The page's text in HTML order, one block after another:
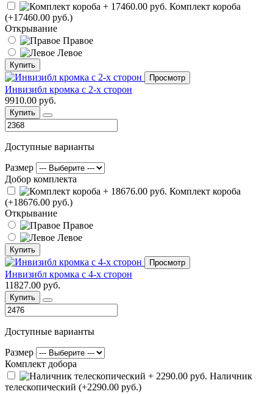
Комплект короба
(+17460.00 руб.)
Открывание
Правое
Левое
Купить
Просмотр
Инвизибл кромка с 2-х сторон
9910.00 руб.
Купить
Доступные варианты
Размер
Добор комплекта
Комплект короба
(+18676.00 руб.)
Открывание
Правое
Левое
Купить
Просмотр
Инвизибл кромка с 4-х сторон
11827.00 руб.
Купить
Доступные варианты
Размер
Комплект добора
Наличник
телескопический (+2290.00 руб.)